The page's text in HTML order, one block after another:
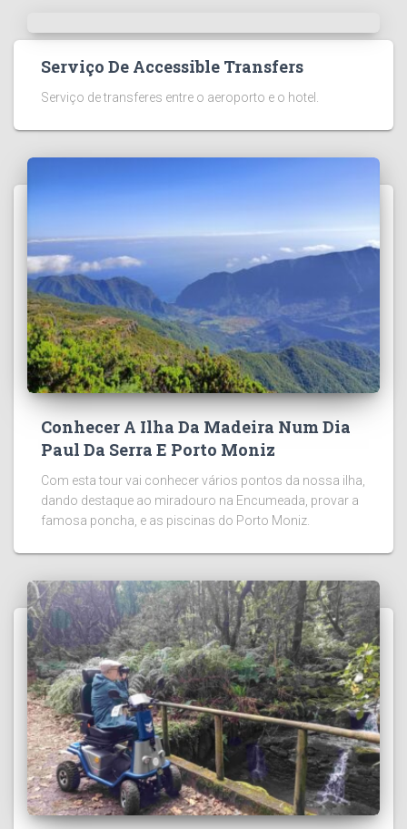
Serviço De Accessible Transfers
Serviço de transferes entre o aeroporto e o hotel.
Conhecer A Ilha Da Madeira Num Dia
Paul Da Serra E Porto Moniz
Com esta tour vai conhecer vários pontos da nossa ilha,
dando destaque ao miradouro na Encumeada, provar a
famosa poncha, e as piscinas do Porto Moniz.